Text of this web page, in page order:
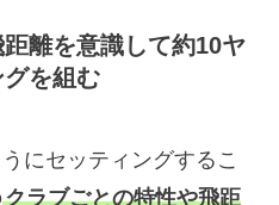
離を意識して約10ヤ
を組む
にセッティングするこ
クラブごとの特性や飛距